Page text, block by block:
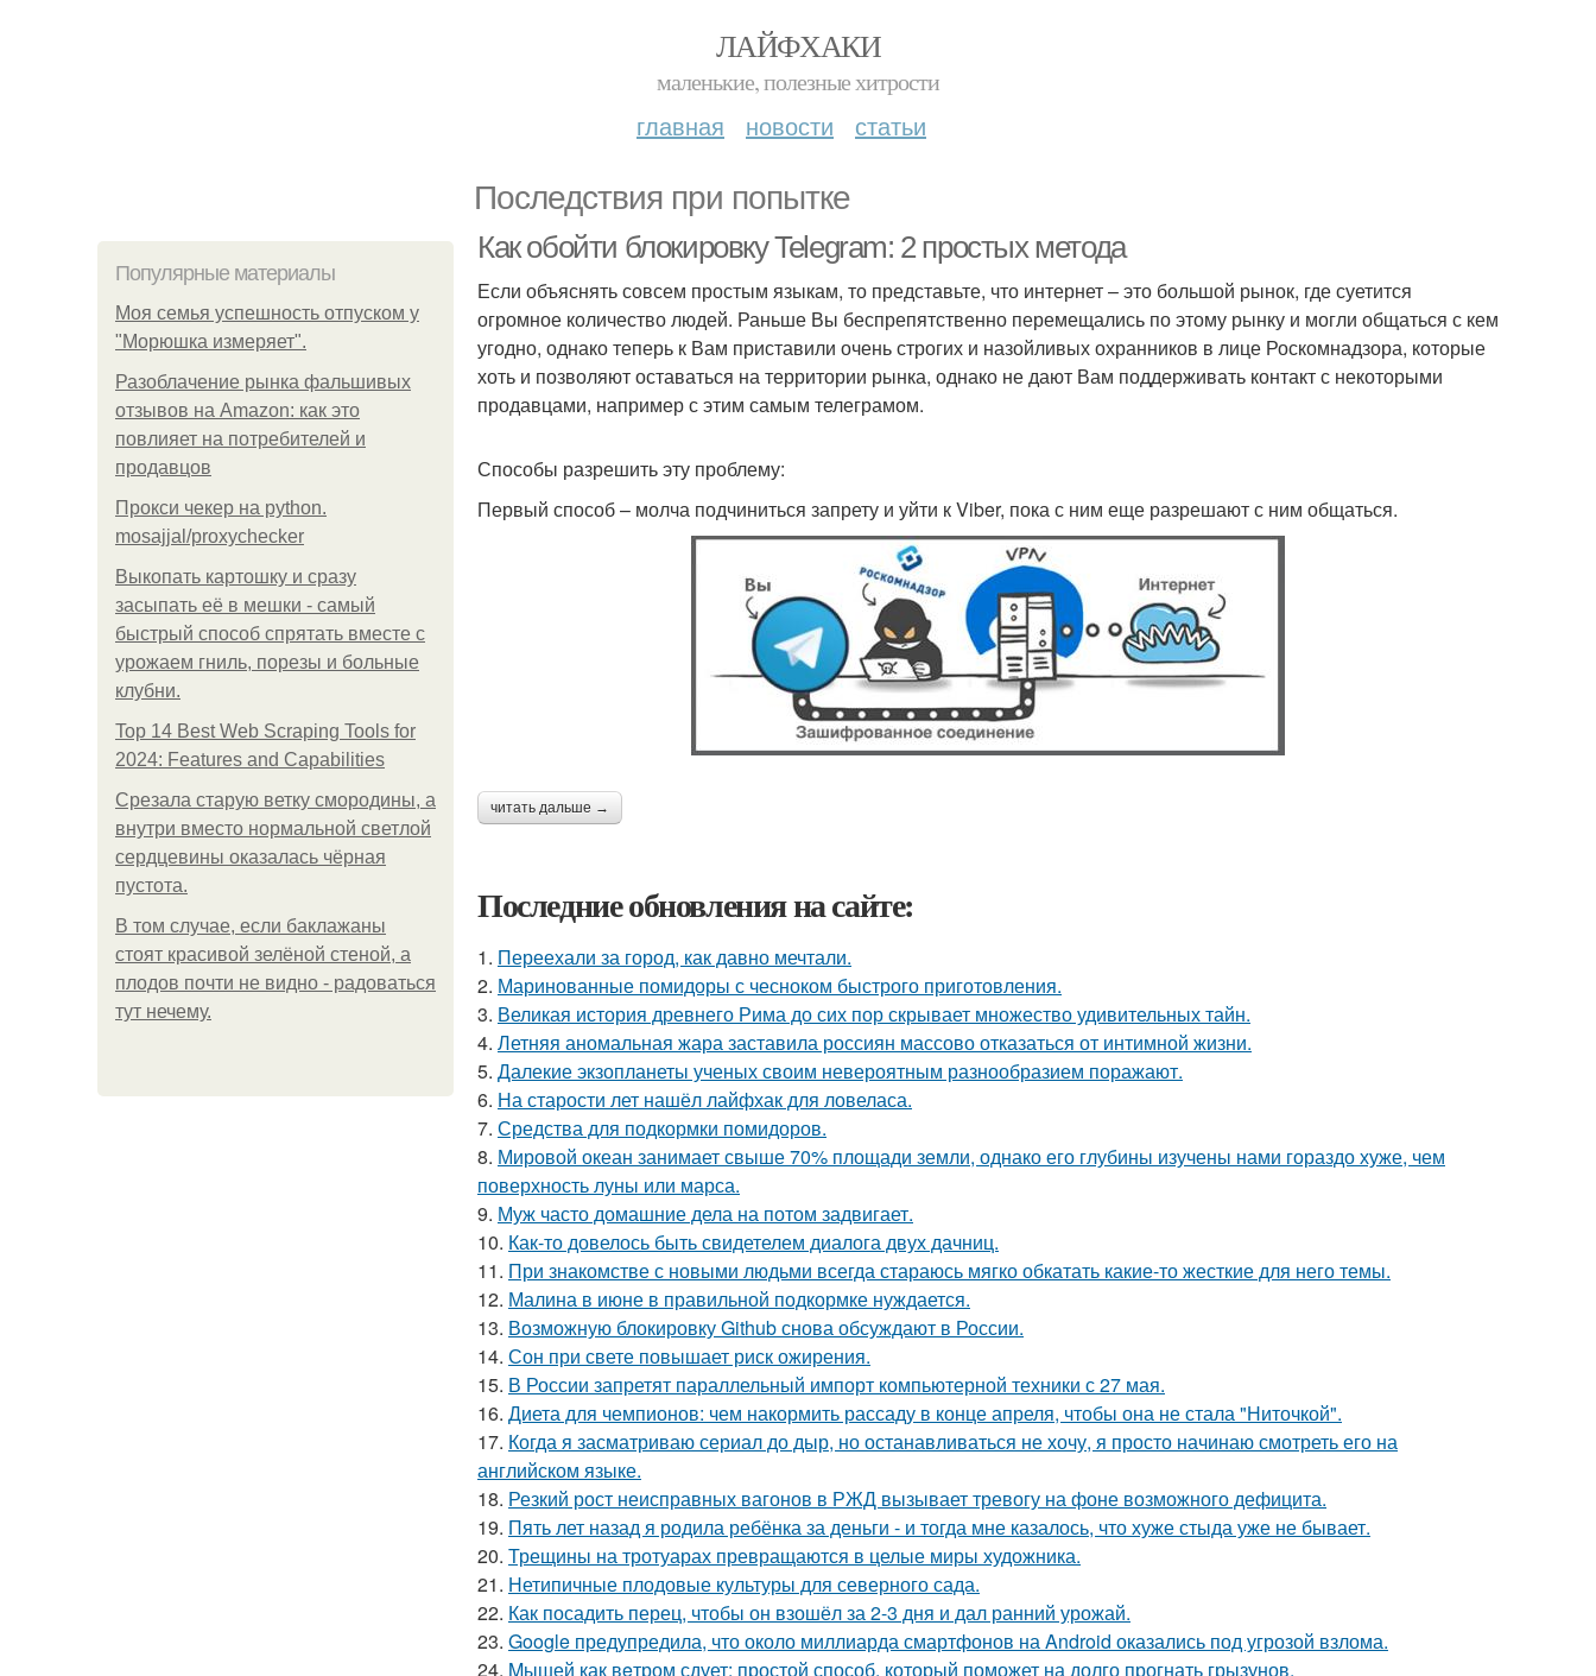
ЛАЙФХАКИ
маленькие, полезные хитрости
главная новости статьи
Последствия при попытке
Популярные материалы
Моя семья успешность отпуском у
"Морюшка измеряет".
Разоблачение рынка фальшивых
отзывов на Amazon: как это
повлияет на потребителей и
продавцов
Прокси чекер на python.
mosajjal/proxychecker
Выкопать картошку и сразу
засыпать её в мешки - самый
быстрый способ спрятать вместе с
урожаем гниль, порезы и больные
клубни.
Top 14 Best Web Scraping Tools for
2024: Features and Capabilities
Срезала старую ветку смородины, а
внутри вместо нормальной светлой
сердцевины оказалась чёрная
пустота.
В том случае, если баклажаны
стоят красивой зелёной стеной, а
плодов почти не видно - радоваться
тут нечему.
Как обойти блокировку Telegram: 2 простых метода
Если объяснять совсем простым языкам, то представьте, что интернет – это большой рынок, где суетится
огромное количество людей. Раньше Вы беспрепятственно перемещались по этому рынку и могли общаться с кем
угодно, однако теперь к Вам приставили очень строгих и назойливых охранников в лице Роскомнадзора, которые
хоть и позволяют оставаться на территории рынка, однако не дают Вам поддерживать контакт с некоторыми
продавцами, например с этим самым телеграмом.
Способы разрешить эту проблему:
Первый способ – молча подчиниться запрету и уйти к Viber, пока с ним еще разрешают с ним общаться.
читать дальше →
Последние обновления на сайте:
1. Переехали за город, как давно мечтали.
2. Маринованные помидоры с чесноком быстрого приготовления.
3. Великая история древнего Рима до сих пор скрывает множество удивительных тайн.
4. Летняя аномальная жара заставила россиян массово отказаться от интимной жизни.
5. Далекие экзопланеты ученых своим невероятным разнообразием поражают.
6. На старости лет нашёл лайфхак для ловеласа.
7. Средства для подкормки помидоров.
8. Мировой океан занимает свыше 70% площади земли, однако его глубины изучены нами гораздо хуже, чем
поверхность луны или марса.
9. Муж часто домашние дела на потом задвигает.
10. Как-то довелось быть свидетелем диалога двух дачниц.
11. При знакомстве с новыми людьми всегда стараюсь мягко обкатать какие-то жесткие для него темы.
12. Малина в июне в правильной подкормке нуждается.
13. Возможную блокировку Github снова обсуждают в России.
14. Сон при свете повышает риск ожирения.
15. В России запретят параллельный импорт компьютерной техники с 27 мая.
16. Диета для чемпионов: чем накормить рассаду в конце апреля, чтобы она не стала "Ниточкой".
17. Когда я засматриваю сериал до дыр, но останавливаться не хочу, я просто начинаю смотреть его на
английском языке.
18. Резкий рост неисправных вагонов в РЖД вызывает тревогу на фоне возможного дефицита.
19. Пять лет назад я родила ребёнка за деньги - и тогда мне казалось, что хуже стыда уже не бывает.
20. Трещины на тротуарах превращаются в целые миры художника.
21. Нетипичные плодовые культуры для северного сада.
22. Как посадить перец, чтобы он взошёл за 2-3 дня и дал ранний урожай.
23. Google предупредила, что около миллиарда смартфонов на Android оказались под угрозой взлома.
24. Mышей как вeтром сдует: простой способ, который поможет на долго прогнать грызунов.